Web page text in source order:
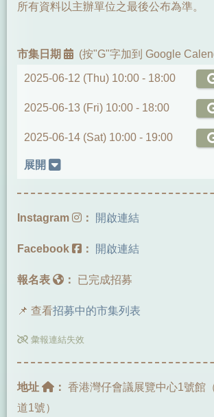
所有資料以主辦單位之最後公布為準。
市集日期 (按"G"字加到 Google
2025-06-12 (Thu) 10:00 - 18:00
2025-06-13 (Fri) 10:00 - 18:00
2025-06-14 (Sat) 10:00 - 19:00
展開
Instagram ： 開啟連結
Facebook ： 開啟連結
報名表 ： 已完成招募
📌 查看招募中的市集列表
彙報連結失效
地址 ： 香港灣仔會議展覽中心1號館
道1號）